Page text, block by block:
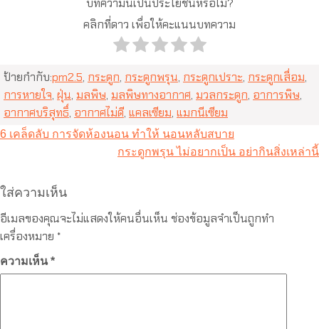
บทความนี้เป็นประโยชน์หรือไม่?
คลิกที่ดาว เพื่อให้คะแนนบทความ
ป้ายกำกับ:pm2.5, กระดูก, กระดูกพรุน, กระดูกเปราะ, กระดูกเสื่อม,
การหายใจ, ฝุ่น, มลพิษ, มลพิษทางอากาศ, มวลกระดูก, อาการพิษ,
อากาศบริสุทธิ์, อากาศไม่ดี, แคลเซียม, แมกนีเซียม
แนะแนว
6 เคล็ดลับ การจัดห้องนอน ทำให้ นอนหลับสบาย
กระดูกพรุน ไม่อยากเป็น อย่ากินสิ่งเหล่านี้
ใส่ความเห็น
อีเมลของคุณจะไม่แสดงให้คนอื่นเห็น ช่องข้อมูลจำเป็นถูกทำ
เครื่องหมาย *
ความเห็น*